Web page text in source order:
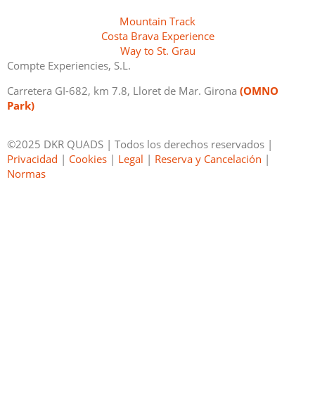
Mountain Track
Costa Brava Experience
Way to St. Grau
Compte Experiencies, S.L.
Carretera GI-682, km 7.8, Lloret de Mar. Girona (OMNO
Park)
©2025 DKR QUADS | Todos los derechos reservados |
Privacidad | Cookies | Legal | Reserva y Cancelación |
Normas